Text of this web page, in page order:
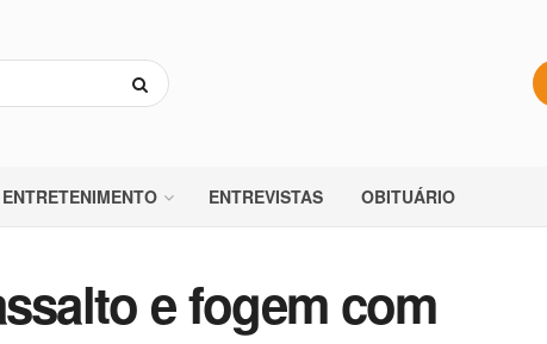
ENTRETENIMENTO ENTREVISTAS OBITUÁRIO
e fogem com